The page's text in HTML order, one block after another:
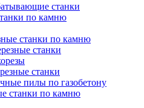
станки
по камню
станки по камню
станки
станки
пилы по газобетону
станки по камню